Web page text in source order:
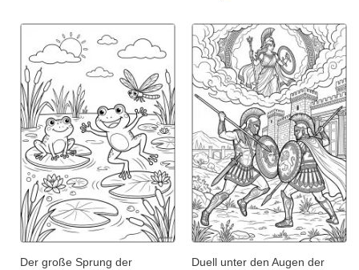
Der große Sprung der
Duell unter den Augen der